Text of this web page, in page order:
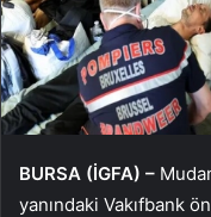
BURSA (İGFA) –
yanındaki Vakıfbank